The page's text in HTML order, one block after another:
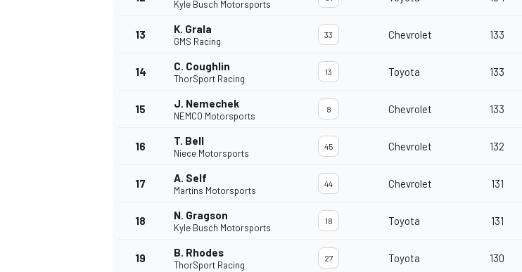
Kyle Busch Motorsports
13 K. Grala
GMS Racing
33 Chevrolet 133
14 C. Coughlin
ThorSport Racing
13 Toyota 133
15 J. Nemechek
NEMCO Motorsports
8 Chevrolet 133
16 T. Bell
Niece Motorsports
45 Chevrolet 132
17 A. Self
Martins Motorsports
44 Chevrolet 131
18 N. Gragson
Kyle Busch Motorsports
18 Toyota 131
19 B. Rhodes
ThorSport Racing
27 Toyota 130